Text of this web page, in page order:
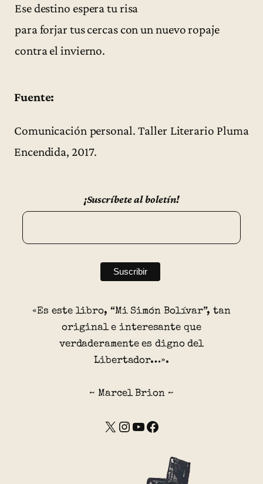
Ese destino espera tu risa
para forjar tus cercas con un nuevo ropaje
contra el invierno.
Fuente:
Comunicación personal. Taller Literario Pluma
Encendida, 2017.
¡Suscríbete al boletín!
«Es este libro, “Mi Simón Bolívar”, tan
original e interesante que
verdaderamente es digno del
Libertador…».
~ Marcel Brion ~
X Instagram YouTube Facebook